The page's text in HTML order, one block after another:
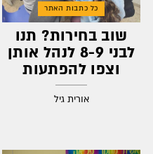
כל כתבות האתר
שוב בחירות? תנו
לבני 8-9 לנהל אותן
וצפו להפתעות
אורית גיל